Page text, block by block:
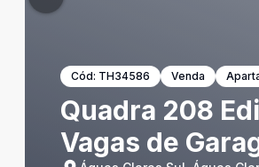
Cód: TH34586 Venda
Quadra 208
Vagas de